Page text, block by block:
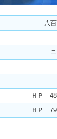
八
ＨＰ
ＨＰ